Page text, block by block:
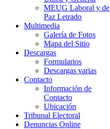
MEUG Laboral y de
Paz Letrado
Multimedia
Galería de Fotos
Mapa del Sitio
Descargas
Formularios
Descargas varias
Contacto
Información de
Contacto
Ubicación
Tribunal Electoral
Denuncias Online